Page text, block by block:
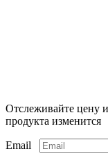
Отслеживайте цену
продукта изменится
Email